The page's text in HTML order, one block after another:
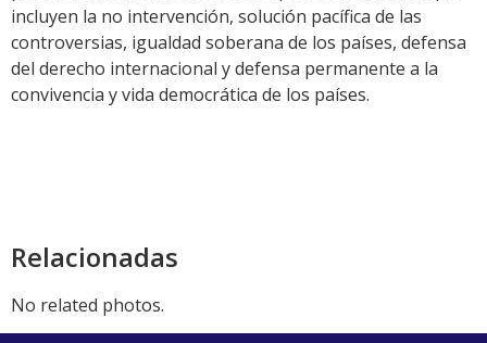
incluyen la no intervención, solución pacífica de las
controversias, igualdad soberana de los países, defensa
del derecho internacional y defensa permanente a la
convivencia y vida democrática de los países.
Relacionadas
No related photos.